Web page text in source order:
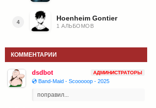
4 Hoenheim Gontier
1 АЛЬБОМОВ
КОММЕНТАРИИ
dsdbot АДМИНИСТРАТОРЫ
💿 Band-Maid - Scooooop - 2025
поправил...